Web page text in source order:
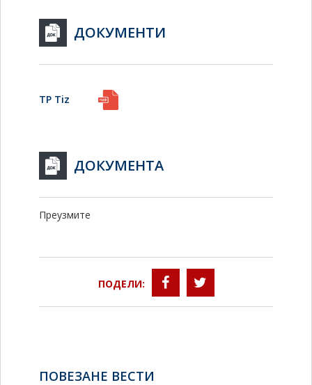
ДОКУМЕНТИ
TP Tiz
ДОКУМЕНТА
Преузмите
ПОДЕЛИ:
ПОВЕЗАНЕ ВЕСТИ